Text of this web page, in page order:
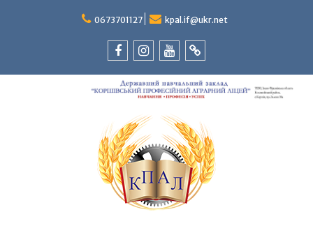
0673701127 kpal.if@ukr.net
Tok